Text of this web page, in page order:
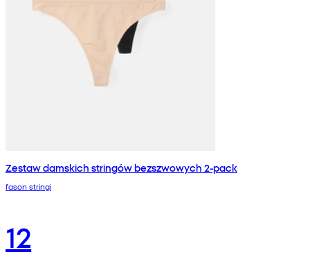
Zestaw damskich stringów bezszwowych 2-pack
fason stringi
12